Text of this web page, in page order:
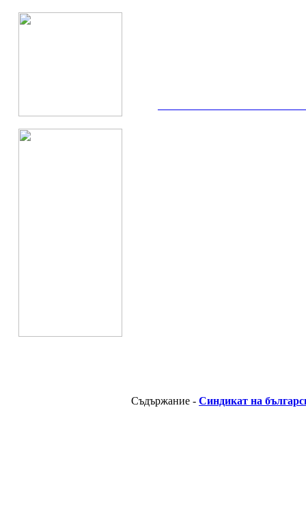
Съдържание - Синдикат на